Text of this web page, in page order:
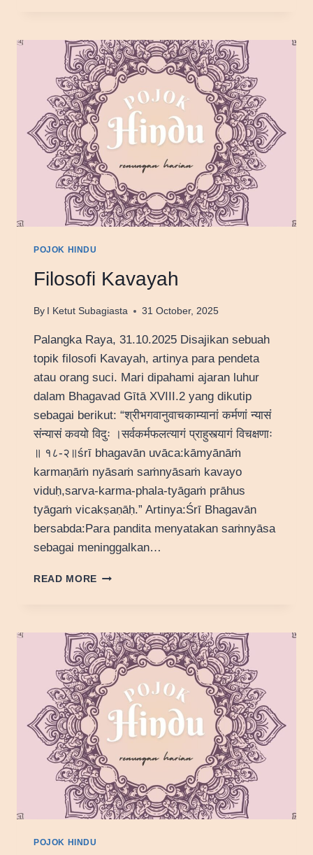
POJOK HINDU
Filosofi Kavayah
By I Ketut Subagiasta 31 October, 2025
Palangka Raya, 31.10.2025 Disajikan sebuah
topik filosofi Kavayah, artinya para pendeta
atau orang suci. Mari dipahami ajaran luhur
dalam Bhagavad Gītā XVIII.2 yang dikutip
sebagai berikut: “श्रीभगवानुवाचकाम्यानां कर्मणां न्यासं
संन्यासं कवयो विदुः ।सर्वकर्मफलत्यागं प्राहुस्त्यागं विचक्षणाः
॥ १८-२॥śrī bhagavān uvāca:kāmyānāṁ
karmaṇāṁ nyāsaṁ saṁnyāsaṁ kavayo
viduḥ,sarva-karma-phala-tyāgaṁ prāhus
tyāgaṁ vicakṣaṇāḥ.” Artinya:Śrī Bhagavān
bersabda:Para pandita menyatakan saṁnyāsa
sebagai meninggalkan…
READ MORE FILOSOFI
POJOK HINDU